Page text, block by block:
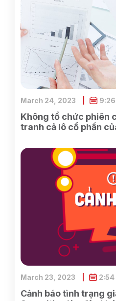
Không tổ chức phiên
tranh cả lô cổ phần
SCIC sở hữu
March 24, 2023
Cảnh báo tình trạng
March 23, 2023 2:54